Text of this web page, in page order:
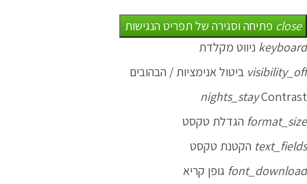
close פתיחה וסגירה של תפריט הנגישות
keyboard ניווט מקלדת
visibility_off ביטול אנימציות / הבהובים
nights_stayContrast
format_size הגדלת טקסט
text_fields הקטנת טקסט
font_download גופן קריא